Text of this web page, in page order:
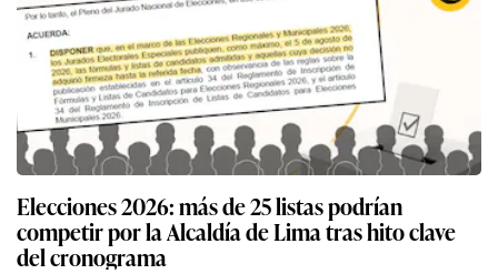
Elecciones 2026: más de 25 listas podrían
competir por la Alcaldía de Lima tras hito clave
del cronograma